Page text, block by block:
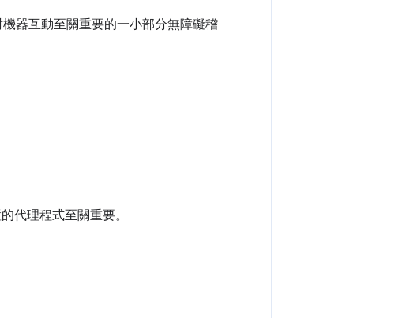
器互動至關重要的一小部分無障礙稽
代理程式至關重要。